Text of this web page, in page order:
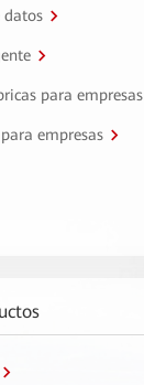
datos
para empresas
empresas